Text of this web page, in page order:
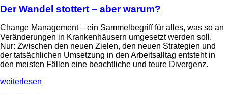
Der Wandel stottert – aber warum?
Change Management – ein Sammelbegriff für alles, was so an
Veränderungen in Krankenhäusern umgesetzt werden soll.
Nur: Zwischen den neuen Zielen, den neuen Strategien und
der tatsächlichen Umsetzung in den Arbeitsalltag entsteht in
den meisten Fällen eine beachtliche und teure Divergenz.
weiterlesen